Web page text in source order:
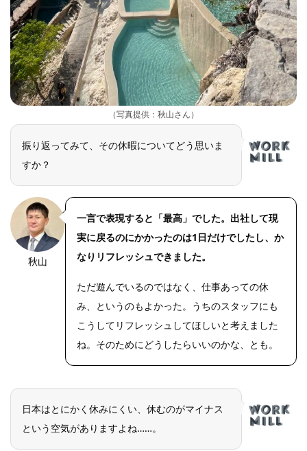
（写真提供：秋山さん）
振り返ってみて、その休暇についてどう思いま
すか？
OLYMPUS
秋山
一言で表現すると「最高」でした。出社して現
実に戻るのにかかったのは1日だけでしたし、か
なりリフレッシュできました。
ただ遊んでいるのではなく、仕事あっての休
み、というのもよかった。うちのスタッフにも
こうしてリフレッシュしてほしいと考えました
ね。そのためにどうしたらいいのかな、とも。
日本はとにかく休みにくい、休むのがマイナス
という空気がありますよね……。